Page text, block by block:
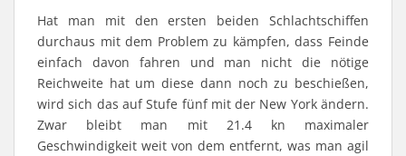
Hat man mit den ersten beiden Schlachtschiffen
durchaus mit dem Problem zu kämpfen, dass Feinde
einfach davon fahren und man nicht die nötige
Reichweite hat um diese dann noch zu beschießen,
wird sich das auf Stufe fünf mit der New York ändern.
Zwar bleibt man mit 21.4 kn maximaler
Geschwindigkeit weit von dem entfernt, was man agil